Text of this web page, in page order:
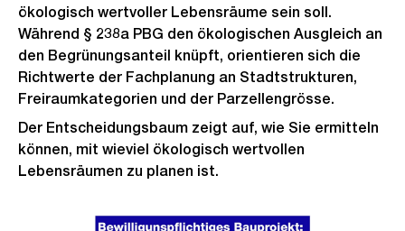
ökologisch wertvoller Lebensräume sein soll.
Während § 238a PBG den ökologischen Ausgleich an
den Begrünungsanteil knüpft, orientieren sich die
Richtwerte der Fachplanung an Stadtstrukturen,
Freiraumkategorien und der Parzellengrösse.
Der Entscheidungsbaum zeigt auf, wie Sie ermitteln
können, mit wieviel ökologisch wertvollen
Lebensräumen zu planen ist.